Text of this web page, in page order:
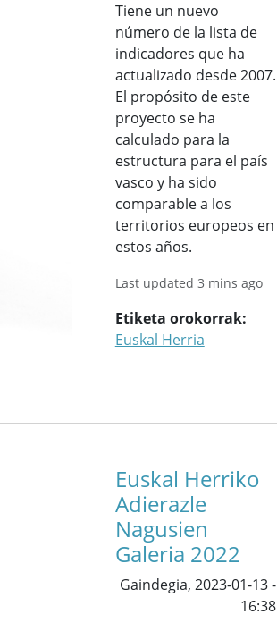
Tiene un nuevo
número de la lista de
indicadores que ha
actualizado desde 2007.
El propósito de este
proyecto se ha
calculado para la
estructura para el país
vasco y ha sido
comparable a los
territorios europeos en
estos años.
Last updated 3 mins ago
Etiketa orokorrak
Euskal Herria
Euskal Herriko
Adierazle
Nagusien
Galeria 2022
Gaindegia, 2023-01-13 -
16:38